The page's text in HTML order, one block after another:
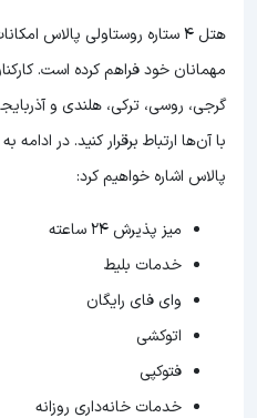
هتل 4 ستاره روستاولی پالاس
مهمانان خود فراهم کرده است.
گرجی، روسی، ترکی، هلندی و
با آن‌ها ارتباط برقرار کنید. در
پالاس اشاره خواهیم کرد:
میز پذیرش 24 ساعته
خدمات بلیط
وای فای رایگان
اتوکشی
فتوکپی
خدمات خانه‌داری روزانه